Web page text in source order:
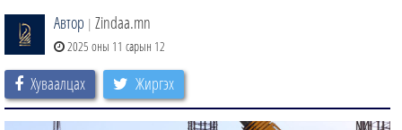
Автор | Zindaa.mn
2025 оны 11 сарын 12
Хуваалцах Жиргэх